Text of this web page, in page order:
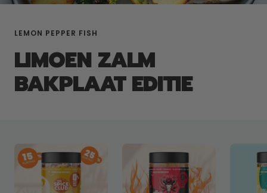
LEMON PEPPER FISH
LIMOEN ZALM
BAKPLAAT EDITIE